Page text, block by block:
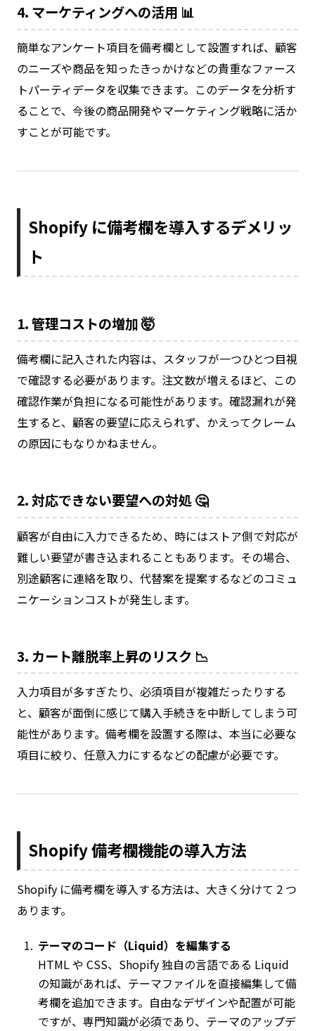
4. マーケティングへの活用 📊
簡単なアンケート項目を備考欄として設置すれば、顧客
のニーズや商品を知ったきっかけなどの貴重なファース
トパーティデータを収集できます。このデータを分析す
ることで、今後の商品開発やマーケティング戦略に活か
すことが可能です。
Shopify に備考欄を導入するデメリッ
ト
1. 管理コストの増加 🤯
備考欄に記入された内容は、スタッフが一つひとつ目視
で確認する必要があります。注文数が増えるほど、この
確認作業が負担になる可能性があります。確認漏れが発
生すると、顧客の要望に応えられず、かえってクレーム
の原因にもなりかねません。
2. 対応できない要望への対処 🤔
顧客が自由に入力できるため、時にはストア側で対応が
難しい要望が書き込まれることもあります。その場合、
別途顧客に連絡を取り、代替案を提案するなどのコミュ
ニケーションコストが発生します。
3. カート離脱率上昇のリスク 📉
入力項目が多すぎたり、必須項目が複雑だったりする
と、顧客が面倒に感じて購入手続きを中断してしまう可
能性があります。備考欄を設置する際は、本当に必要な
項目に絞り、任意入力にするなどの配慮が必要です。
Shopify 備考欄機能の導入方法
Shopify に備考欄を導入する方法は、大きく分けて 2 つ
あります。
テーマのコード（Liquid）を編集する
HTML や CSS、Shopify 独自の言語である Liquid
の知識があれば、テーマファイルを直接編集して備
考欄を追加できます。自由なデザインや配置が可能
ですが、専門知識が必須であり、テーマのアップデ